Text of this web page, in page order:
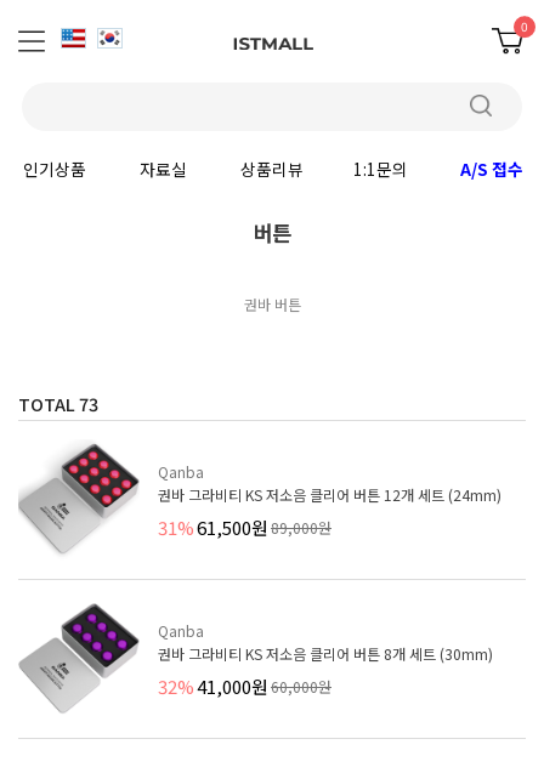
0
인기상품 자료실 상품리뷰 1:1문의 A/S 접수
버튼
권바 버튼
TOTAL73
Qanba
권바 그라비티 KS 저소음 클리어 버튼 12개 세트 (24mm)
31%61,500원 89,000원
Qanba
권바 그라비티 KS 저소음 클리어 버튼 8개 세트 (30mm)
32%41,000원 60,000원